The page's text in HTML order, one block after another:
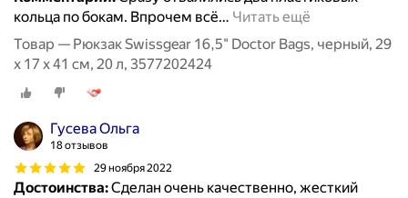
кольца по бокам. Впрочем всё… Читать ещё
Товар — Рюкзак Swissgear 16,5" Doctor Bags, черный, 29
x 17 x 41 см, 20 л, 3577202424
Гусева Ольга
18 отзывов
29 ноября 2022
Достоинства:Сделан очень качественно, жесткий